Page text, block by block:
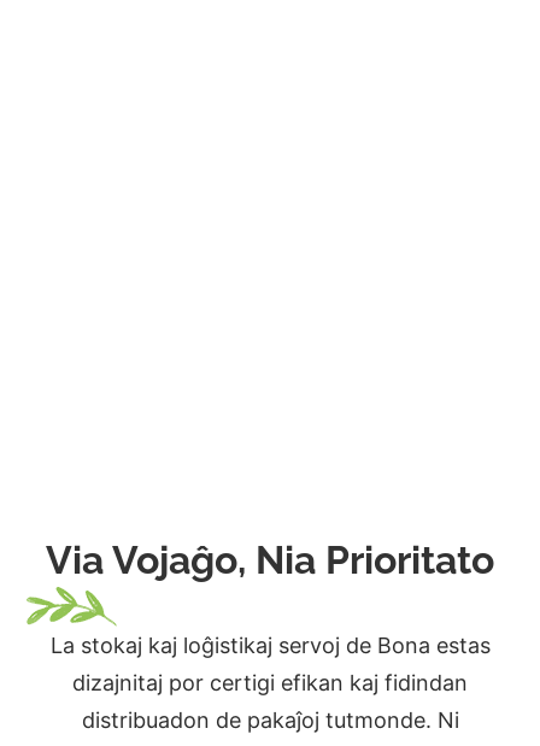
Via Vojaĝo, Nia Prioritato
La stokaj kaj loĝistikaj servoj de Bona estas
dizajnitaj por certigi efikan kaj fidindan
distribuadon de pakaĵoj tutmonde. Ni